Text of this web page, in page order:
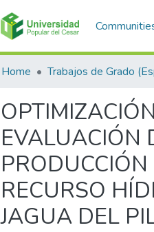
Home
EVALUACIÓN
RECURSO
JAGUA DEL